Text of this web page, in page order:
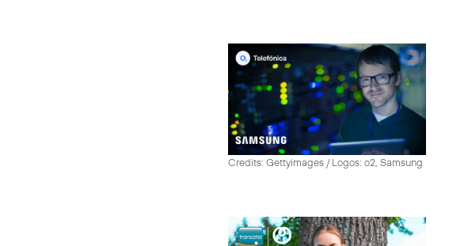
Credits: Gettyimages / Logos: o2, Samsung